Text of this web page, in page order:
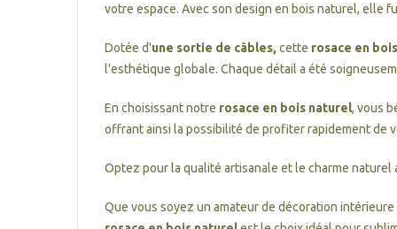
votre espace. Avec son design en bois naturel, elle
Dotée d'une sortie de câbles, cette rosace en
l'esthétique globale. Chaque détail a été
En choisissant notre rosace en bois naturel, vous
offrant ainsi la possibilité de profiter rapidement de
Optez pour la qualité artisanale et le charme naturel
Que vous soyez un amateur de décoration